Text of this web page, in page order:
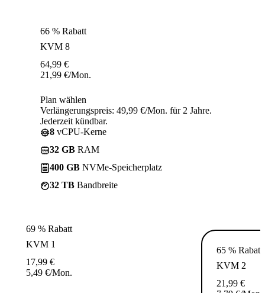
66 % Rabatt
KVM 8
64,99 €
21,99 €/Mon.
Plan wählen
Verlängerungspreis: 49,99 €/Mon. für 2 Jahre.
Jederzeit kündbar.
8 vCPU-Kerne
32 GB RAM
400 GB NVMe-Speicherplatz
32 TB Bandbreite
69 % Rabatt
KVM 1
17,99 €
5,49 €/Mon.
65 % Rabatt
KVM 2
21,99 €